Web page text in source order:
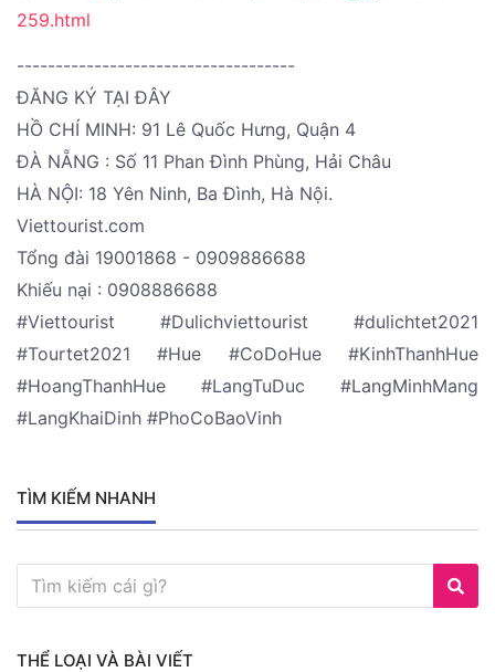
259.html
------------------------------------
ĐĂNG KÝ TẠI ĐÂY
HỒ CHÍ MINH: 91 Lê Quốc Hưng, Quận 4
ĐÀ NẴNG : Số 11 Phan Đình Phùng, Hải Châu
HÀ NỘI: 18 Yên Ninh, Ba Đình, Hà Nội.
Viettourist.com
Tổng đài 19001868 - 0909886688
Khiếu nại : 0908886688
#Viettourist #Dulichviettourist #dulichtet2021
#Tourtet2021 #Hue #CoDoHue #KinhThanhHue
#HoangThanhHue #LangTuDuc #LangMinhMang
#LangKhaiDinh #PhoCoBaoVinh
TÌM KIẾM NHANH
THỂ LOẠI VÀ BÀI VIẾT